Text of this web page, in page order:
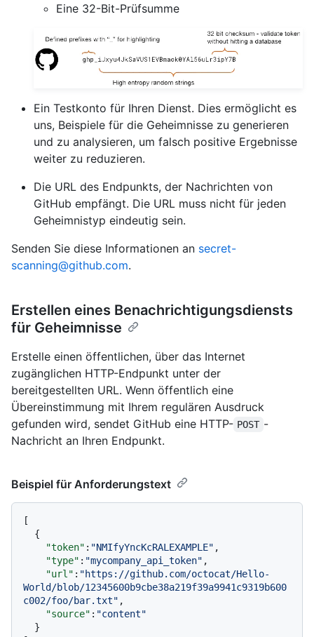
Eine 32-Bit-Prüfsumme
Ein Testkonto für Ihren Dienst. Dies ermöglicht es
uns, Beispiele für die Geheimnisse zu generieren
und zu analysieren, um falsch positive Ergebnisse
weiter zu reduzieren.
Die URL des Endpunkts, der Nachrichten von
GitHub empfängt. Die URL muss nicht für jeden
Geheimnistyp eindeutig sein.
Senden Sie diese Informationen an secret-
scanning@github.com.
Erstellen eines Benachrichtigungsdiensts
für Geheimnisse
Erstelle einen öffentlichen, über das Internet
zugänglichen HTTP-Endpunkt unter der
bereitgestellten URL. Wenn öffentlich eine
Übereinstimmung mit Ihrem regulären Ausdruck
gefunden wird, sendet GitHub eine HTTP- POST -
Nachricht an Ihren Endpunkt.
Beispiel für Anforderungstext
[
{
"token" : "NMIfyYncKcRALEXAMPLE" ,
"type" : "mycompany_api_token" ,
"url" : "https://github.com/octocat/Hello-
World/blob/12345600b9cbe38a219f39a9941c9319b600
c002/foo/bar.txt" ,
"source" : "content"
}